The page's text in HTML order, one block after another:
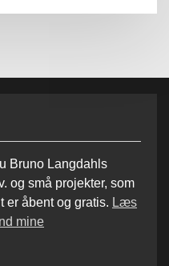
Bruno Langdahls
og små projekter, som
er åbent og gratis. Læs
mine